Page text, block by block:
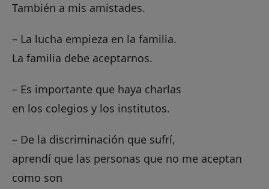
También a mis amistades.
– La lucha empieza en la familia.
La familia debe aceptarnos.
– Es importante que haya charlas
en los colegios y los institutos.
– De la discriminación que sufrí,
aprendí que las personas que no me aceptan
como son